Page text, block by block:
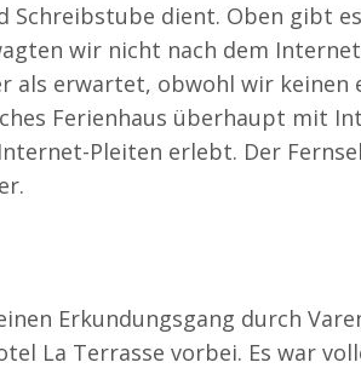
Schreibstube dient. Oben gibt
wir nicht nach dem
als erwartet, obwohl wir keinen
Ferienhaus überhaupt mit
Pleiten erlebt. Der
Erkundungsgang durch
La Terrasse vorbei. Es war